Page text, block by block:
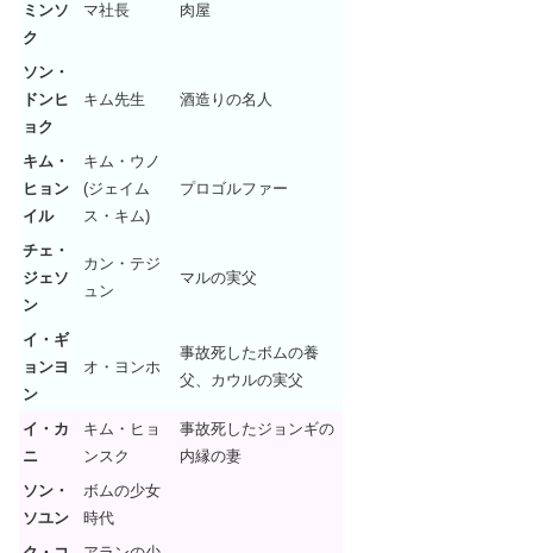
ミンソ
ク
マ社長 肉屋
ソン・
ドンヒ
ョク
キム先生 酒造りの名人
キム・
ヒョン
イル
キム・ウノ
(ジェイム
ス・キム)
プロゴルファー
チェ・
ジェソ
ン
カン・テジ
ュン
マルの実父
イ・ギ
ョンヨ
ン
オ・ヨンホ
事故死したボムの養
父、カウルの実父
イ・カ
ニ
キム・ヒョ
ンスク
事故死したジョンギの
内縁の妻
ソン・
ソユン
ボムの少女
時代